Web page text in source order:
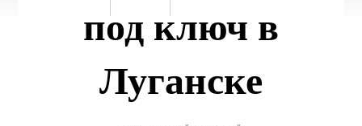
под ключ в
Луганске